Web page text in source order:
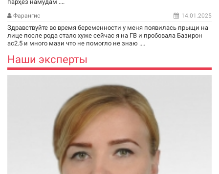
парҳез намудам ....
Фарангис 14.01.2025
Здравствуйте во время беременности у меня появилась прыщи на
лице после рода стало хуже сейчас я на ГВ и пробовала Базирон
ас2.5 и много мази что не помогло не знаю ....
Наши эксперты